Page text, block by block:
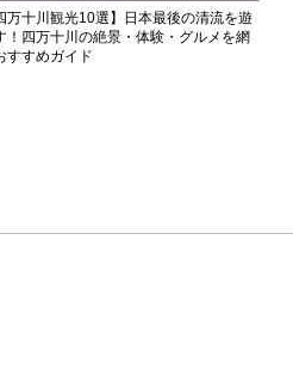
万十川観光10選】日本最後の清流を遊
！四万十川の絶景・体験・グルメを網
すすめガイド